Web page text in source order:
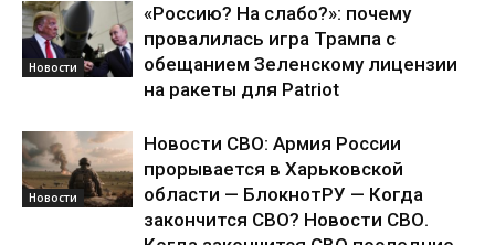
Новости
«Россию? На слабо?»: почему
провалилась игра Трампа с
обещанием Зеленскому лицензии
на ракеты для Patriot
Новости
Новости СВО: Армия России
прорывается в Харьковской
области — БлокнотРУ — Когда
закончится СВО? Новости СВО.